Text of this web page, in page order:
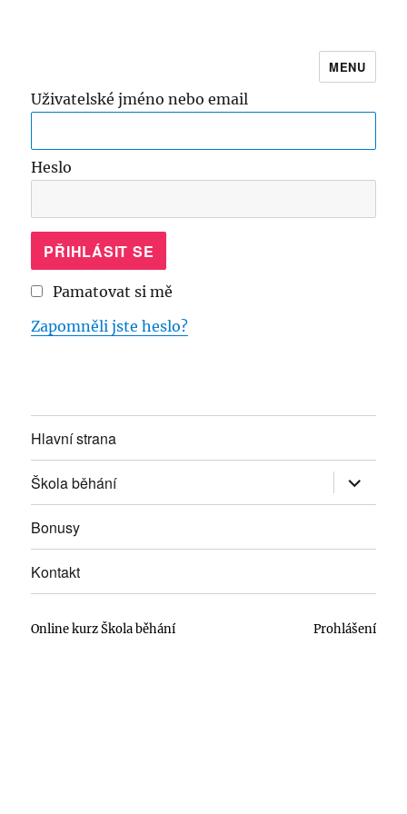
MENU
Uživatelské jméno nebo email
Heslo
Pamatovat si mě
Zapomněli jste heslo?
Hlavní strana
Škola běhání Zobrazit
položky
Bonusy
Kontakt
Online kurz Škola běhání Prohlášení